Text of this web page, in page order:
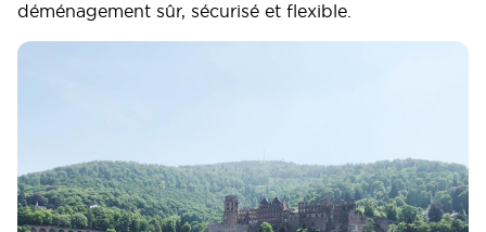
déménagement sûr, sécurisé et flexible.